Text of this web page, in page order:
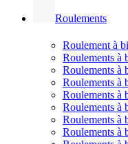
Roulements
Roulement à
Roulements à
Roulements à
Roulements à
Roulements à
Roulements à
Roulements à
Roulements à